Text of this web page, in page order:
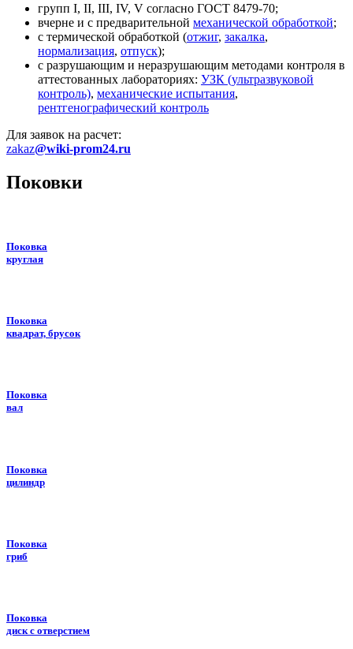
групп I, II, III, IV, V согласно ГОСТ 8479-70;
вчерне и с предварительной механической обработкой;
с термической обработкой (отжиг, закалка,
нормализация, отпуск);
с разрушающим и неразрушающим методами контроля в
аттестованных лабораториях: УЗК (ультразвуковой
контроль), механические испытания,
рентгенографический контроль
Для заявок на расчет:
zakaz@wiki-prom24.ru
Поковки
Поковка
круглая
Поковка
квадрат, брусок
Поковка
вал
Поковка
цилиндр
Поковка
гриб
Поковка
диск с отверстием